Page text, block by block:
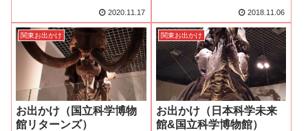
2020.11.17 2018.11.06
関東お出かけ
お出かけ（国立科学博物
館リターンズ）
関東お出かけ
お出かけ（日本科学未来
館&国立科学博物館）